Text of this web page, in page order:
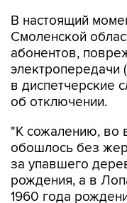
В настоящий
Смоленской
абонентов,
электропередачи
в диспетчерские
об отключении.
"К сожалению, во
обошлось без
за упавшего
рождения, а в
1960 года